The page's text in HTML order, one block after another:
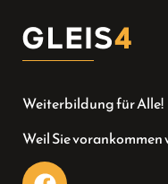
Weiterbildung für Alle!
Weil Sie vorankommen